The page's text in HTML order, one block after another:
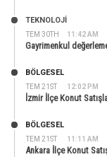
TEM 30TH 11:42 AM
TEKNOLOJİ
Gayrimenkul
TEM 21ST 12:02 PM
BÖLGESEL
İzmir İlçe Konut
TEM 21ST 11:11 AM
BÖLGESEL
Ankara İlçe Konut